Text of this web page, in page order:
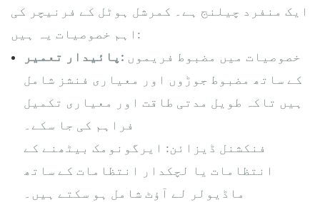
ایک منفرد چیلنج ہے۔ کمرشل ہوٹل کے فرنیچر کی
اہم خصوصیات یہ ہیں:
پائیدار تعمیر: خصوصیات میں مضبوط فریموں
کے ساتھ مضبوط جوڑوں اور معیاری فنشز شامل
ہیں تاکہ طویل مدتی طاقت اور معیاری تکمیل
فراہم کی جا سکے۔
فنکشنل ڈیزائن: ایرگونومک بیٹھنے کے
انتظامات یا لچکدار انتظامات کے ساتھ
ماڈیولر لے آؤٹ شامل ہو سکتے ہیں۔